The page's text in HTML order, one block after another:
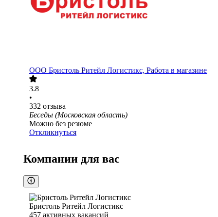
ООО Бристоль Ритейл Логистикс, Работа в магазине
3.8
•
332 отзыва
Беседы (Московская область)
Можно без резюме
Откликнуться
Компании для вас
Бристоль Ритейл Логистикс
457 активных вакансий